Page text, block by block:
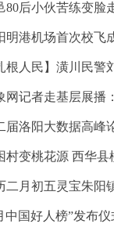
80后小伙苦练变脸
明港机场首次校飞
根人民】潢川民警
网记者走基层展播
届洛阳大数据高峰
村变桃花源 西华县
二月初五灵宝朱阳
中国好人榜”发布